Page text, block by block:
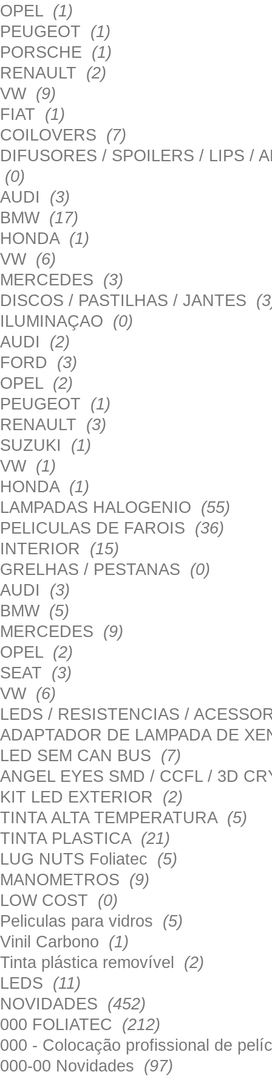
OPEL (1)
PEUGEOT (1)
PORSCHE (1)
RENAULT (2)
VW (9)
FIAT (1)
COILOVERS (7)
DIFUSORES / SPOILERS / LIPS /
(0)
AUDI (3)
BMW (17)
HONDA (1)
VW (6)
MERCEDES (3)
DISCOS / PASTILHAS / JANTES
ILUMINAÇAO (0)
AUDI (2)
FORD (3)
OPEL (2)
PEUGEOT (1)
RENAULT (3)
SUZUKI (1)
VW (1)
HONDA (1)
LAMPADAS HALOGENIO (55)
PELICULAS DE FAROIS (36)
INTERIOR (15)
GRELHAS / PESTANAS (0)
AUDI (3)
BMW (5)
MERCEDES (9)
OPEL (2)
SEAT (3)
VW (6)
LEDS / RESISTENCIAS /
ADAPTADOR DE LAMPADA DE
LED SEM CAN BUS (7)
ANGEL EYES SMD / CCFL / 3D
KIT LED EXTERIOR (2)
TINTA ALTA TEMPERATURA (5)
TINTA PLASTICA (21)
LUG NUTS Foliatec (5)
MANOMETROS (9)
LOW COST (0)
Peliculas para vidros (5)
Vinil Carbono (1)
Tinta plástica removível (2)
LEDS (11)
NOVIDADES (452)
000 FOLIATEC (212)
000 - Colocação profissional de
000-00 Novidades (97)